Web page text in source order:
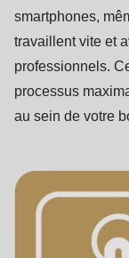
smartphones,
travaillent vite et
professionnels.
processus
au sein de votre